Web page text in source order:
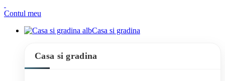
Contul meu
Casa si gradina
Casa si gradina